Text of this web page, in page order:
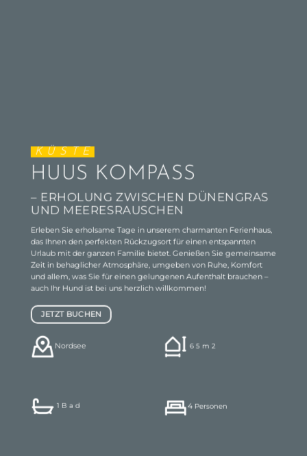
K Ü S T E
HUUS KOMPASS
– ERHOLUNG ZWISCHEN DÜNENGRAS
UND MEERESRAUSCHEN
Erleben Sie erholsame Tage in unserem charmanten Ferienhaus,
das Ihnen den perfekten Rückzugsort für einen entspannten
Urlaub mit der ganzen Familie bietet. Genießen Sie gemeinsame
Zeit in behaglicher Atmosphäre, umgeben von Ruhe, Komfort
und allem, was Sie für einen gelungenen Aufenthalt brauchen –
auch Ihr Hund ist bei uns herzlich willkommen!
JETZT BUCHEN
Nordsee 6 5 m 2
1 B a d 4Personen